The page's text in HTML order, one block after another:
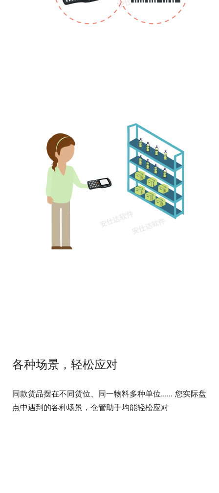
各种场景，轻松应对
同款货品摆在不同货位、同一物料多种单位...... 您实际盘
点中遇到的各种场景，仓管助手均能轻松应对